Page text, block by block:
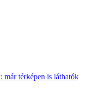
már térképen is láthatók